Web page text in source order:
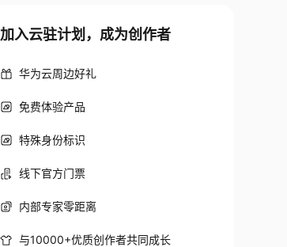
加入云驻计划，成为创作者
华为云周边好礼
免费体验产品
特殊身份标识
线下官方门票
内部专家零距离
与10000+优质创作者共同成长